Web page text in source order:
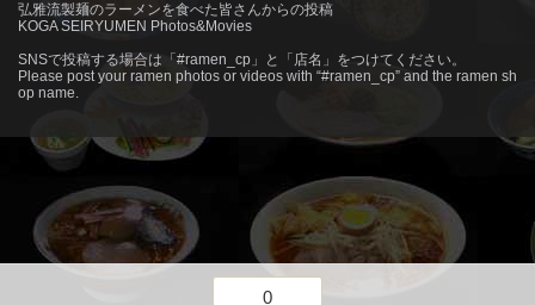
弘雅流製麺のラーメンを食べた皆さんからの投稿
KOGA SEIRYUMEN Photos&Movies
SNSで投稿する場合は「#ramen_cp」と「店名」をつけてください。
Please post your ramen photos or videos with “#ramen_cp” and the ramen sh
op name.
more
0